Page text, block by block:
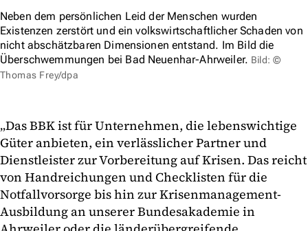
Neben dem persönlichen Leid der Menschen wurden
Existenzen zerstört und ein volkswirtschaftlicher Schaden von
nicht abschätzbaren Dimensionen entstand. Im Bild die
Überschwemmungen bei Bad Neuenhar-Ahrweiler. Bild: ©
Thomas Frey/dpa
„Das BBK ist für Unternehmen, die lebenswichtige
Güter anbieten, ein verlässlicher Partner und
Dienstleister zur Vorbereitung auf Krisen. Das reicht
von Handreichungen und Checklisten für die
Notfallvorsorge bis hin zur Krisenmanagement-
Ausbildung an unserer Bundesakademie in